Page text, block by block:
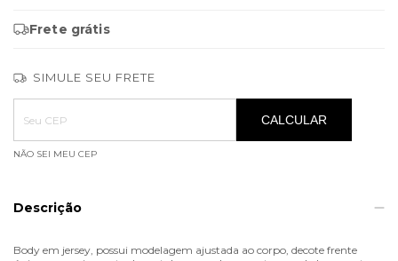
Frete grátis
SIMULE SEU FRETE
Entregas para o CEP:
ALTERAR CEP
CALCULAR
NÃO SEI MEU CEP
Descrição
Body em jersey, possui modelagem ajustada ao corpo, decote frente